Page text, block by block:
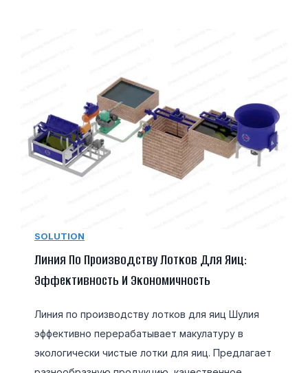
SOLUTION
Линия По Производству Лотков Для Яиц:
Эффективность И Экономичность
Линия по производству лотков для яиц Шулия
эффективно перерабатывает макулатуру в
экологически чистые лотки для яиц. Предлагает